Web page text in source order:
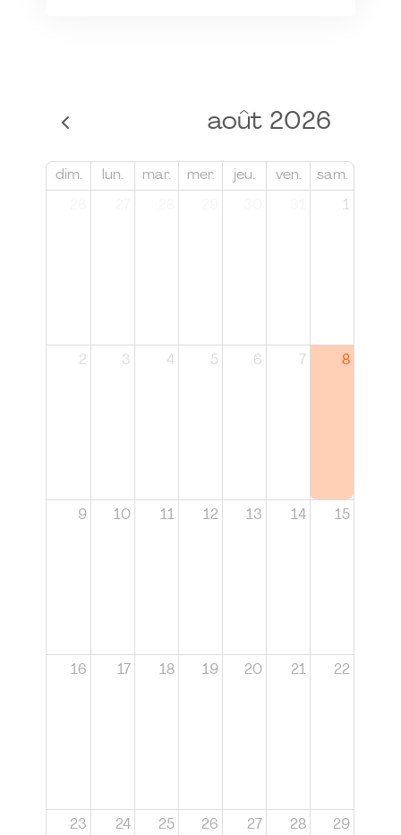
août 2026
dim. lun. mar. mer. jeu. ven. sam.
1
2 3 4 5 6 7 8
9 10 11 12 13 14 15
16 17 18 19 20 21 22
23 24 25 26 27 28 29